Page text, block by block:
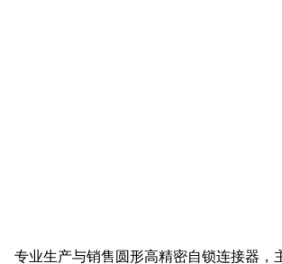
专业生产与销售圆形高精密自锁连接器